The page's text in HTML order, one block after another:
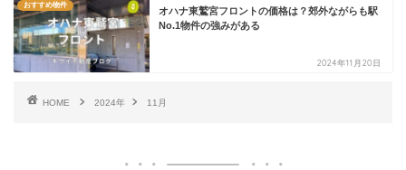
おすすめ物件
オハナ東鷲宮フロントの価格は？郊外ながらも駅
No.1物件の強みがある
2024年11月20日
HOME 2024年 11月